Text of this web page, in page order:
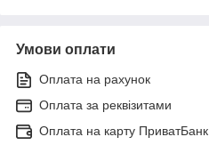
Умови оплати
Оплата на рахунок
Оплата за реквізитами
Оплата на карту ПриватБанк